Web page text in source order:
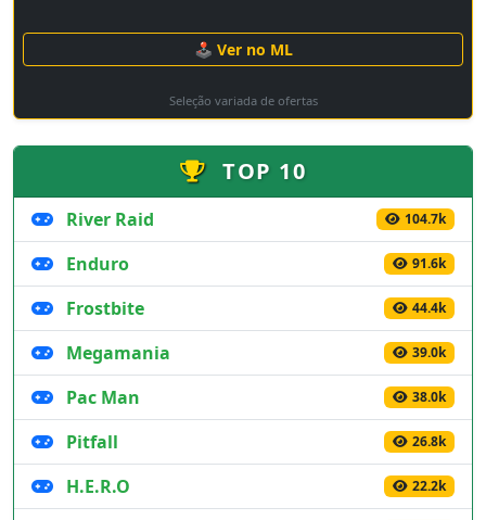
🕹 Ver no ML
Seleção variada de ofertas
TOP 10
River Raid 104.7k
Enduro 91.6k
Frostbite 44.4k
Megamania 39.0k
Pac Man 38.0k
Pitfall 26.8k
H.E.R.O 22.2k